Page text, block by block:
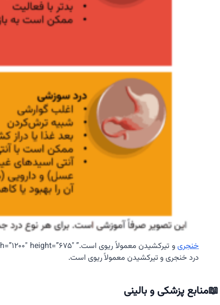
خنجری
درد خنجری و تیرکشیدن معمولاً ریوی است.
📖منابع پزشکی و بالینی